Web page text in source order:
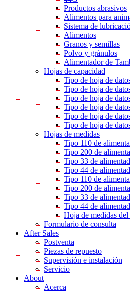
Productos abrasivos
Alimentos para
Sistema de
Alimentos
Granos y semillas
Polvo y gránulos
Alimentador de
Hojas de capacidad
Tipo de hoja de
Tipo de hoja de
Tipo de hoja de
Tipo de hoja de
Tipo de hoja de
Tipo de hoja de
Hojas de medidas
Tipo 110 de
Tipo 200 de
Tipo 33 de
Tipo 44 de
Tipo 110 de
Tipo 200 de
Tipo 33 de
Tipo 44 de
Hoja de medidas
Formulario de consulta
After Sales
Postventa
Piezas de repuesto
Supervisión e instalación
Servicio
About
Acerca